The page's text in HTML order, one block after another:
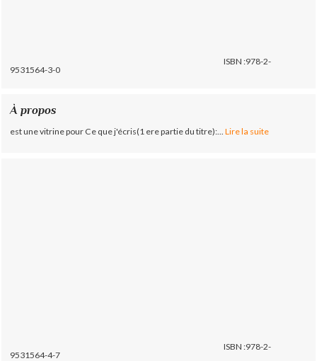
ISBN :978-2-
9531564-3-0
À propos
est une vitrine pour Ce que j'écris(1 ere partie du titre):... Lire la suite
ISBN :978-2-
9531564-4-7